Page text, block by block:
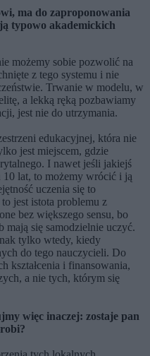
ma do zaproponowania
typowo akademickich
możemy sobie pozwolić na
z tego systemu i nie
Trwanie w modelu, w
a lekką ręką pozbawiamy
jest nie do utrzymania.
edukacyjnej, która nie
jest miejscem, gdzie
I nawet jeśli jakiejś
lat, to możemy wrócić i ją
uczenia się to
jest istota problemu z
bez większego sensu, bo
mają się samodzielnie uczyć.
tylko wtedy, kiedy
do tego nauczycieli. Do
kształcenia i finansowania,
a nie tych, którym się
więc inaczej: zostaje pan